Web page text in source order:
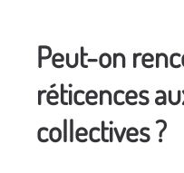
Peut-on
réticences
collectives ?